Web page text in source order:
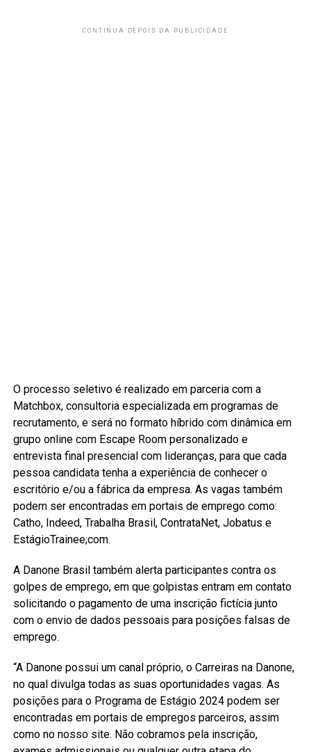
CONTINUA DEPOIS DA PUBLICIDADE
O processo seletivo é realizado em parceria com a
Matchbox, consultoria especializada em programas de
recrutamento, e será no formato híbrido com dinâmica em
grupo online com Escape Room personalizado e
entrevista final presencial com lideranças, para que cada
pessoa candidata tenha a experiência de conhecer o
escritório e/ou a fábrica da empresa. As vagas também
podem ser encontradas em portais de emprego como:
Catho, Indeed, Trabalha Brasil, ContrataNet, Jobatus e
EstágioTrainee;com.
A Danone Brasil também alerta participantes contra os
golpes de emprego, em que golpistas entram em contato
solicitando o pagamento de uma inscrição fictícia junto
com o envio de dados pessoais para posições falsas de
emprego.
“A Danone possui um canal próprio, o Carreiras na Danone,
no qual divulga todas as suas oportunidades vagas. As
posições para o Programa de Estágio 2024 podem ser
encontradas em portais de empregos parceiros, assim
como no nosso site. Não cobramos pela inscrição,